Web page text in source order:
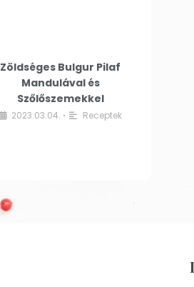
Zöldséges Bulgur Pilaf
Mandulával és
Szőlőszemekkel
2023.03.04. • Receptek